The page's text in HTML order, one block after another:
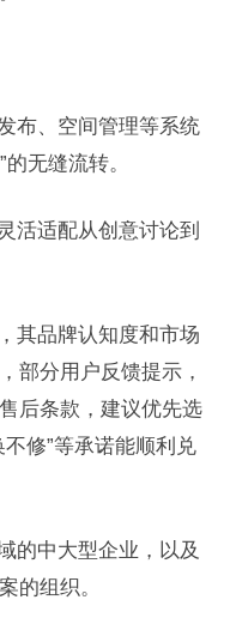
布、空间管理等系统
无缝流转。
活适配从创意讨论到
其品牌认知度和市场
部分用户反馈提示，
后条款，建议优先选
修”等承诺能顺利兑
的中大型企业，以及
的组织。